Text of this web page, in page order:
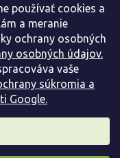
používať cookies a
a meranie
ochrany osobných
osobných údajov.
vaše
súkromia a
Google.